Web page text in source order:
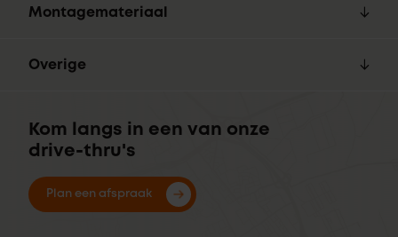
Montagemateriaal
Overige
Kom langs in een van onze
drive-thru's
Plan een afspraak